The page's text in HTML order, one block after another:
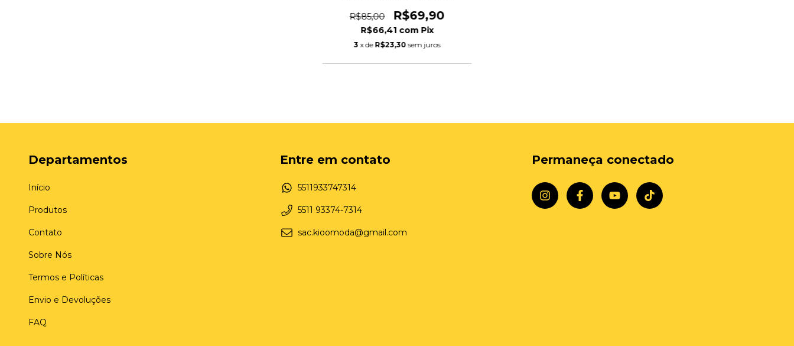
R$85,00 R$69,90
R$66,41 com Pix
3 x de R$23,30 sem juros
Departamentos
Início
Produtos
Contato
Sobre Nós
Termos e Políticas
Envio e Devoluções
FAQ
Entre em contato
5511933747314
5511 93374-7314
sac.kioomoda@gmail.com
Permaneça conectado